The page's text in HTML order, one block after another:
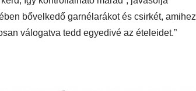
bővelkedő garnélarákot és csirkét, amihez
válogatva tedd egyedivé az ételeidet.”